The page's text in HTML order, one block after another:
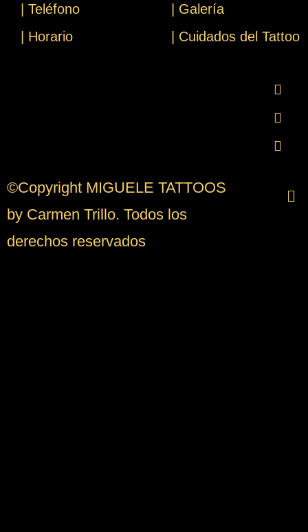
| Teléfono
| Horario
| Galería
| Cuidados del Tattoo
©Copyright MIGUELE TATTOOS
by Carmen Trillo. Todos los
derechos reservados